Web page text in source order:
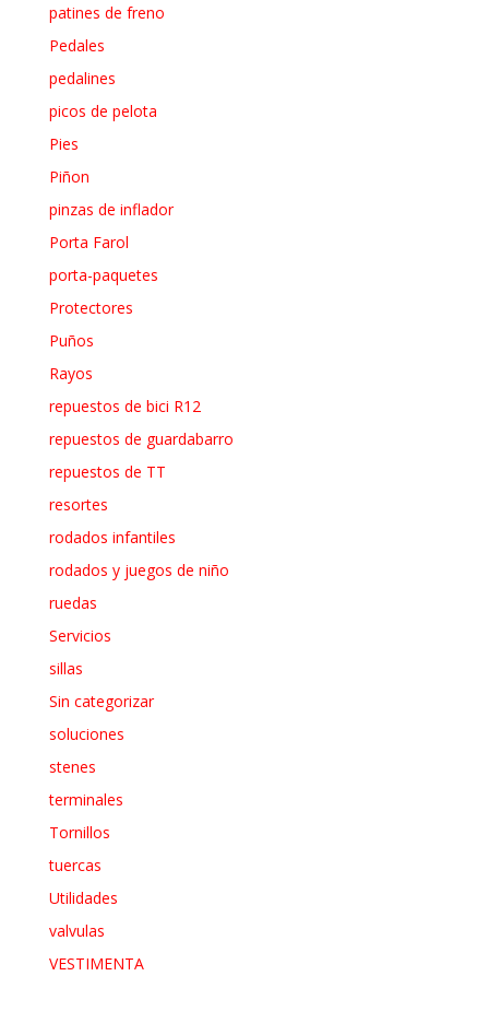
patines de freno
Pedales
pedalines
picos de pelota
Pies
Piñon
pinzas de inflador
Porta Farol
porta-paquetes
Protectores
Puños
Rayos
repuestos de bici R12
repuestos de guardabarro
repuestos de TT
resortes
rodados infantiles
rodados y juegos de niño
ruedas
Servicios
sillas
Sin categorizar
soluciones
stenes
terminales
Tornillos
tuercas
Utilidades
valvulas
VESTIMENTA